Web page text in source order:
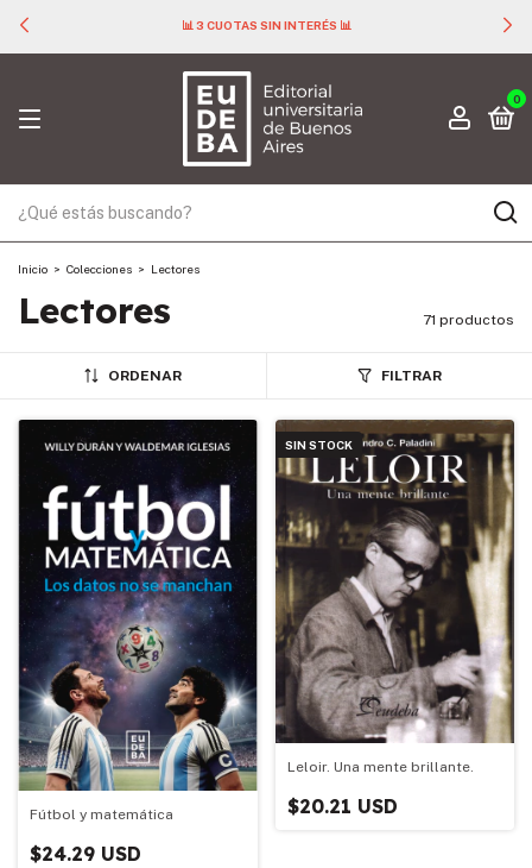
📊 3 CUOTAS SIN INTERÉS 📊
0
Inicio > Colecciones > Lectores
Lectores 71 productos
ORDENAR FILTRAR
Fútbol y matemática
$24.29 USD
SIN STOCK
Leloir. Una mente brillante.
$20.21 USD